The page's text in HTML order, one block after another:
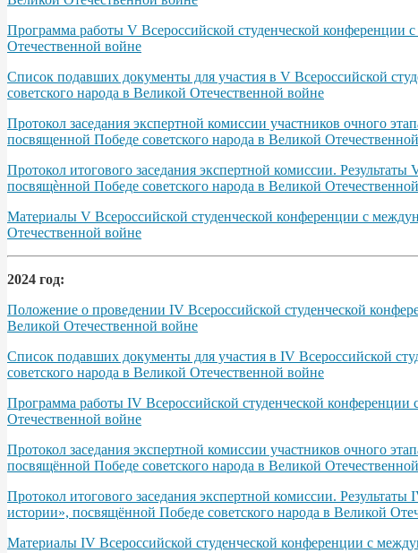
Программа работы V Всероссийской студенческой
Отечественной войне
Список подавших документы для участия в V Всероссийской
советского народа в Великой Отечественной войне
Протокол заседания экспертной комиссии участников очного
посвященной Победе советского народа в Великой
Протокол итогового заседания экспертной комиссии.
посвящѐнной Победе советского народа в Великой
Материалы V Всероссийской студенческой конференции с
Отечественной войне
2024 год:
Положение о проведении IV Всероссийской студенческой
Великой Отечественной войне
Список подавших документы для участия в IV Всероссийской
советского народа в Великой Отечественной войне
Программа работы IV Всероссийской студенческой
Отечественной войне
Протокол заседания экспертной комиссии участников очного
посвящённой Победе советского народа в Великой
Протокол итогового заседания экспертной комиссии.
истории», посвящённой Победе советского народа в Великой
Материалы IV Всероссийской студенческой конференции с